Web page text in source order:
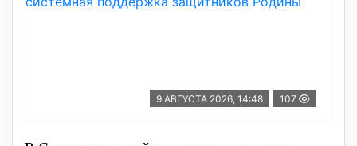
9 АВГУСТА 2026, 14:48 107